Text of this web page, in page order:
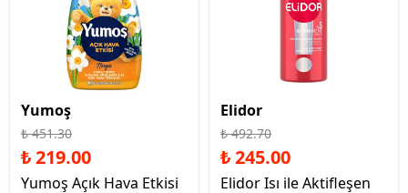
Yumoş
₺ 451.30
₺ 219.00
Yumoş Açık Hava Etkisi
Elidor
₺ 492.70
₺ 245.00
Elidor Isı ile Aktifleşen